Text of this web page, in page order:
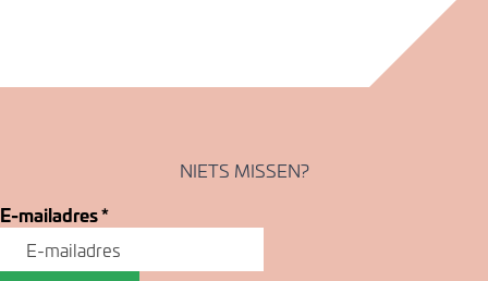
NIETS MISSEN?
E-mailadres*